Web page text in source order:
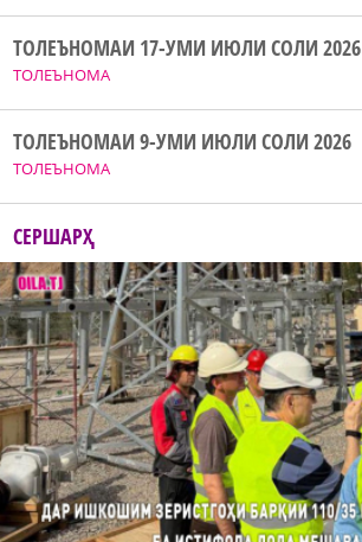
ТОЛЕЪНОМА
ТОЛЕЪНОМАИ 17-УМИ ИЮЛИ СОЛИ 2026
ТОЛЕЪНОМА
ТОЛЕЪНОМАИ 9-УМИ ИЮЛИ СОЛИ 2026
СЕРШАРҲ